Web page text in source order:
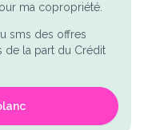
ma copropriété.
sms des offres
de la part du Crédit